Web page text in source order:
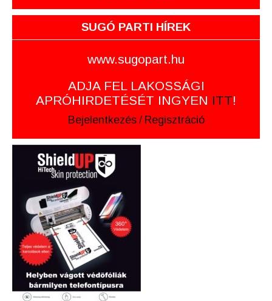
SUGÓ PARTI HÍREK
www.sugopart.hu
ADJA FEL LAKOSSÁGI
APRÓHIRDETÉSÉT INGYEN ITT!
Bejelentkezés / Regisztráció